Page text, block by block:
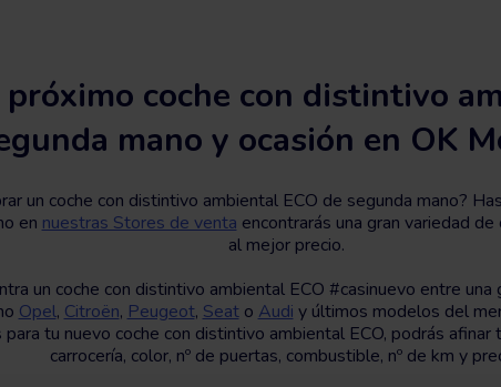
coche con distintivo
mano y ocasión en OK
un coche con distintivo ambiental ECO de segunda mano?
en nuestras Stores de venta encontrarás una gran variedad
al mejor precio.
un coche con distintivo ambiental ECO #casinuevo entre
Opel, Citroën, Peugeot, Seato Audi y últimos modelos del
tu nuevo coche con distintivo ambiental ECO, podrás
carrocería, color, nº de puertas, combustible, nº de km y